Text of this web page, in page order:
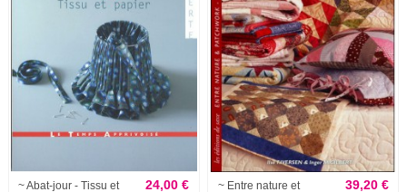
~ Abat-jour - Tissu et
24,00 €
~ Entre nature et
39,20 €